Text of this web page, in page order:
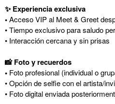
✨ Experiencia exclusiva
•Acceso VIP al Meet & Greet
• Tiempo exclusivo para saludo
• Interacción cercana y sin prisas
📸 Foto y recuerdos
• Foto profesional (individual o
• Opción de selfie con el artista/
• Foto digital enviada